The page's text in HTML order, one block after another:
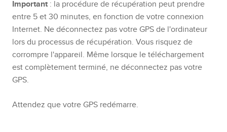
Important : la procédure de récupération peut prendre
entre 5 et 30 minutes, en fonction de votre connexion
Internet. Ne déconnectez pas votre GPS de l'ordinateur
lors du processus de récupération. Vous risquez de
corrompre l'appareil. Même lorsque le téléchargement
est complètement terminé, ne déconnectez pas votre
GPS.
Attendez que votre GPS redémarre.